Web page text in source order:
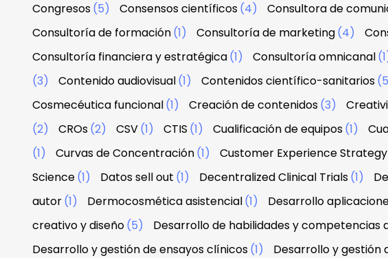
Congresos(5) Consensos científicos(4) Consultora de
Consultoría de formación(1) Consultoría de marketing(4)
Consultoría financiera y estratégica(1) Consultoría omnicanal
(3)
Contenido audiovisual(1) Contenidos científico-sanitarios
Cosmecéutica funcional(1) Creación de contenidos(3)
(2)
CROs(2) CSV(1) CTIS (1) Cualificación de equipos(1)
(1)
Curvas de Concentración(1) Customer Experience Strategy
Science(1) Datos sell out (1) Decentralized Clinical Trials(1)
autor(1) Dermocosmética asistencial(1) Desarrollo
creativo y diseño(5) Desarrollo de habilidades y competencias
Desarrollo y gestión de ensayos clínicos(1) Desarrollo y gestión